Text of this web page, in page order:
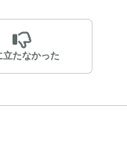
立たなかった